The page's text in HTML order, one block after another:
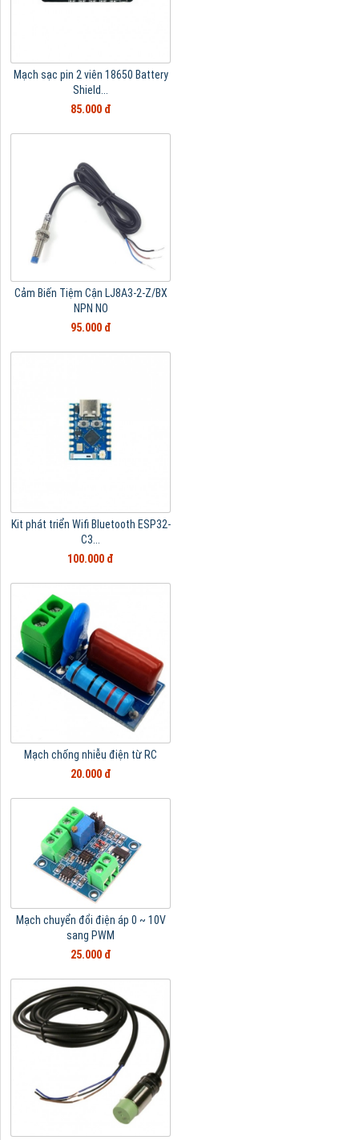
Mạch sạc pin 2 viên 18650 Battery
Shield...
85.000 đ
Cảm Biến Tiệm Cận LJ8A3-2-Z/BX
NPN NO
95.000 đ
Kit phát triển Wifi Bluetooth ESP32-
C3...
100.000 đ
Mạch chống nhiễu điện từ RC
20.000 đ
Mạch chuyển đổi điện áp 0 ~ 10V
sang PWM
25.000 đ